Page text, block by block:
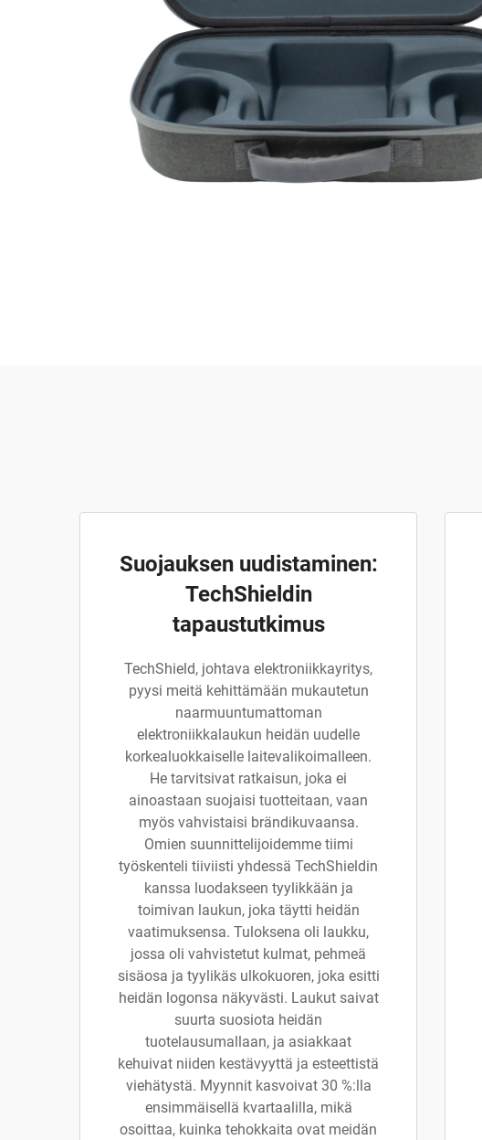
Suojauksen uudistaminen:
TechShieldin
tapaustutkimus
TechShield, johtava elektroniikkayritys,
pyysi meitä kehittämään mukautetun
naarmuuntumattoman
elektroniikkalaukun heidän uudelle
korkealuokkaiselle laitevalikoimalleen.
He tarvitsivat ratkaisun, joka ei
ainoastaan suojaisi tuotteitaan, vaan
myös vahvistaisi brändikuvaansa.
Omien suunnittelijoidemme tiimi
työskenteli tiiviisti yhdessä TechShieldin
kanssa luodakseen tyylikkään ja
toimivan laukun, joka täytti heidän
vaatimuksensa. Tuloksena oli laukku,
jossa oli vahvistetut kulmat, pehmeä
sisäosa ja tyylikäs ulkokuoren, joka esitti
heidän logonsa näkyvästi. Laukut saivat
suurta suosiota heidän
tuotelausumallaan, ja asiakkaat
kehuivat niiden kestävyyttä ja esteettistä
viehätystä. Myynnit kasvoivat 30 %:lla
ensimmäisellä kvartaalilla, mikä
osoittaa, kuinka tehokkaita ovat meidän